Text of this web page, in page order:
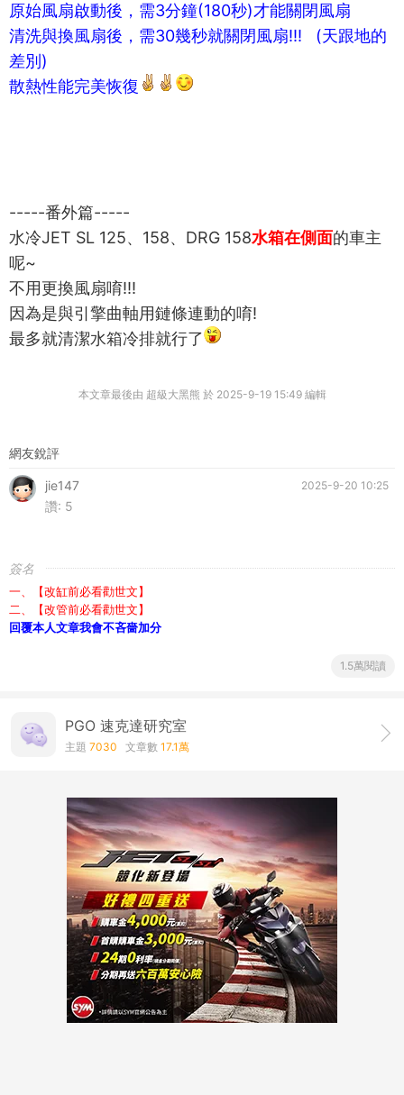
原始風扇啟動後，需3分鐘(180秒)才能關閉風扇
清洗與換風扇後，需30幾秒就關閉風扇!!! (天跟地的
差別)
散熱性能完美恢復
-----番外篇-----
水冷JET SL 125、158、DRG 158水箱在側面的車主
呢~
不用更換風扇唷!!!
因為是與引擎曲軸用鏈條連動的唷!
最多就清潔水箱冷排就行了
本文章最後由 超級大黑熊 於 2025-9-19 15:49 編輯
網友銳評
2025-9-20 10:25
jie147
讚: 5
簽名
一、【改缸前必看勸世文】
二、【改管前必看勸世文】
回覆本人文章我會不吝嗇加分
1.5萬閱讀
PGO 速克達研究室
主題 7030 文章數 17.1萬